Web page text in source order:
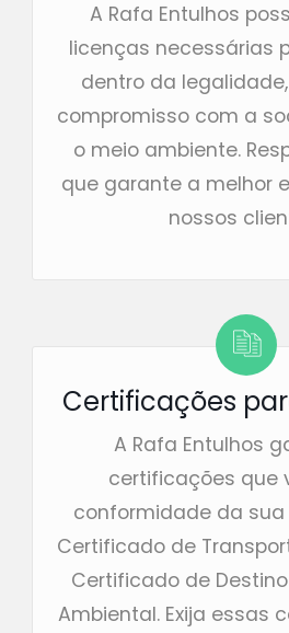
A Rafa Entulhos
licenças necessárias
dentro da
compromisso com a
o meio ambiente.
que garante a melhor
nossos
Certificações
A Rafa Entulhos
certificações que
conformidade da sua
Certificado de
Certificado de
Ambiental. Exija essas